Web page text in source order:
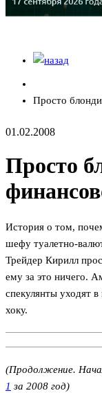
Просто
01.02.2008
Просто
История о том,
шефу туалетно-
Трейдер Кирилл
ему за это ничего.
спекулянты уходят
хоку.
(Продолжение.
1 за 2008 год)